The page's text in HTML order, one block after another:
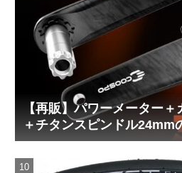
【再販】パワーメーター
＋チタンスピンドル24mm
円！